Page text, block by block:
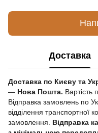
Доставка
Доставка по Києву та
— Нова Пошта. Вартість
Відправка замовлень по
відділення транспортної
замовлення. Відправка